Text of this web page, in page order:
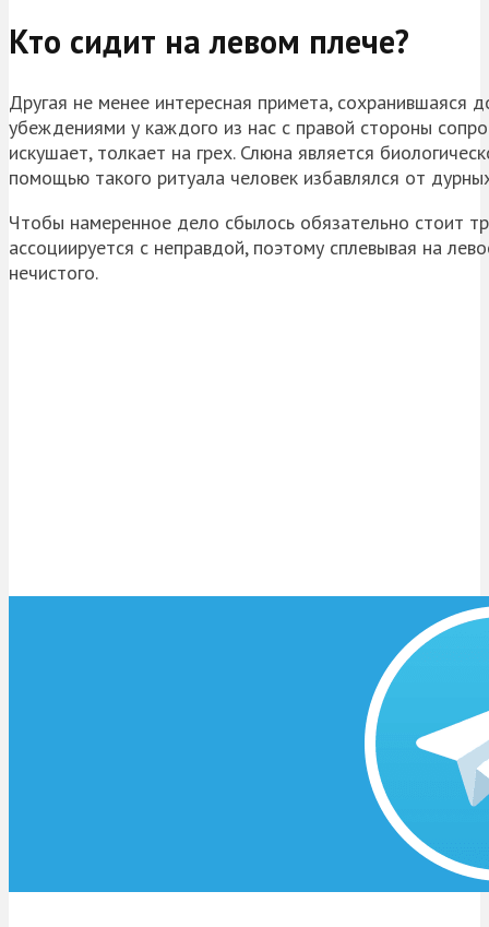
Кто сидит на левом плече?
Другая не менее интересная примета, сохранившаяся
убеждениями у каждого из нас с правой стороны
искушает, толкает на грех. Слюна является
помощью такого ритуала человек избавлялся от
Чтобы намеренное дело сбылось обязательно стоит
ассоциируется с неправдой, поэтому сплевывая на
нечистого.